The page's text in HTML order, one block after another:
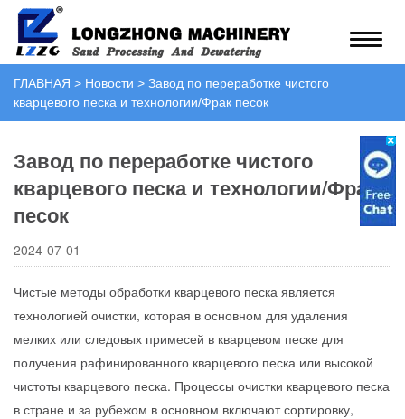
ГЛАВНАЯ > Новости > Завод по переработке чистого
кварцевого песка и технологии/Фрак песок
Завод по переработке чистого
кварцевого песка и технологии/Фрак
песок
2024-07-01
Чистые методы обработки кварцевого песка является
технологией очистки, которая в основном для удаления
мелких или следовых примесей в кварцевом песке для
получения рафинированного кварцевого песка или высокой
чистоты кварцевого песка. Процессы очистки кварцевого песка
в стране и за рубежом в основном включают сортировку,